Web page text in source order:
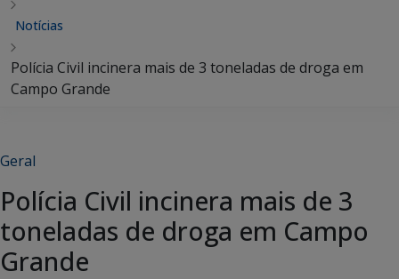
Notícias
Polícia Civil incinera mais de 3 toneladas de droga em
Campo Grande
Geral
Polícia Civil incinera mais de 3
toneladas de droga em Campo
Grande